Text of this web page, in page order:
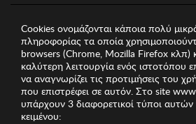
Cookies ονομάζονται κάποια πολύ
πληροφορίας τα οποία
browsers (Chrome, Mozilla Firefox κλπ)
καλύτερη λειτουργία ενός ιστοτόπου
να αναγνωρίζει τις προτιμήσεις του
που επιστρέφει σε αυτόν. Στο site
υπάρχουν 3 διαφορετικοί τύποι
κειμένου: